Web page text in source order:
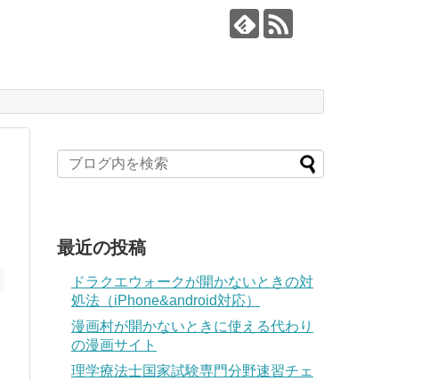
最近の投稿
ドラクエウォークが開かないときの対
処法（iPhone&android対応）
漫画村が開かないときに使える代わり
の漫画サイト
理学療法士国家試験専門分野速習チェ